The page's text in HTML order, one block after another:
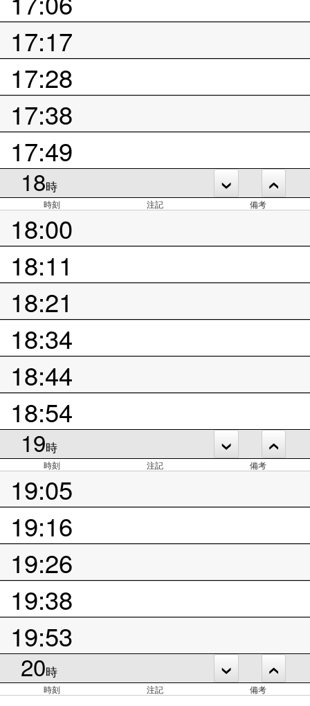
17:17
17:28
17:38
17:49
18時
時刻 注記 備考
18:00
18:11
18:21
18:34
18:44
18:54
19時
時刻 注記 備考
19:05
19:16
19:26
19:38
19:53
20時
時刻 注記 備考